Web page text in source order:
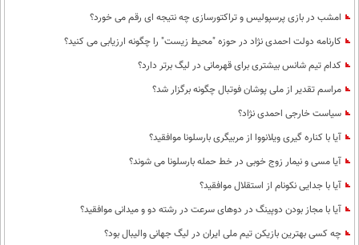
امشب در بازی پرسپولیس و تراکتورسازی چه نتیجه ای رقم می خورد؟
کارنامه دولت احمدی نژاد در حوزه "محیط زیست" را چگونه ارزیابی می کنید؟
کدام تیم شانس بیشتری برای قهرمانی در لیگ برتر دارد؟
مراسم تقدیر از ملی پوشان فوتبال چگونه برگزار شد؟
سیاست خارجی احمدی نژاد؟
آیا با کناره گیری ویلانووا از مربیگری بارسلونا موافقید؟
آیا مسی و نیمار زوج خوبی در خط حمله بارسلونا می شوند؟
آیا با جدایی نکونام از استقلال موافقید؟
آیا با مجاز بودن دوپینگ در دوهای سرعت در رشته دو و میدانی موافقید؟
چه کسی بهترین بازیکن تیم ملی ایران در لیگ جهانی والیبال بود؟